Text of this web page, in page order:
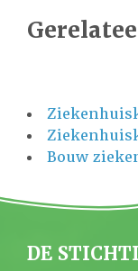
Bouw
DE